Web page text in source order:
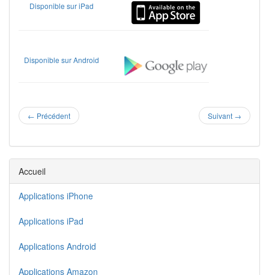
Disponible sur iPad
Disponible sur Android
← Précédent Suivant →
Accueil
Applications iPhone
Applications iPad
Applications Android
Applications Amazon